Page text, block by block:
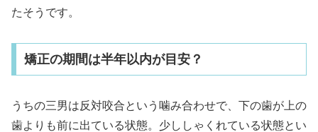
たそうです。
矯正の期間は半年以内が目安？
うちの三男は反対咬合という噛み合わせで、下の歯が上の
歯よりも前に出ている状態。少ししゃくれている状態とい